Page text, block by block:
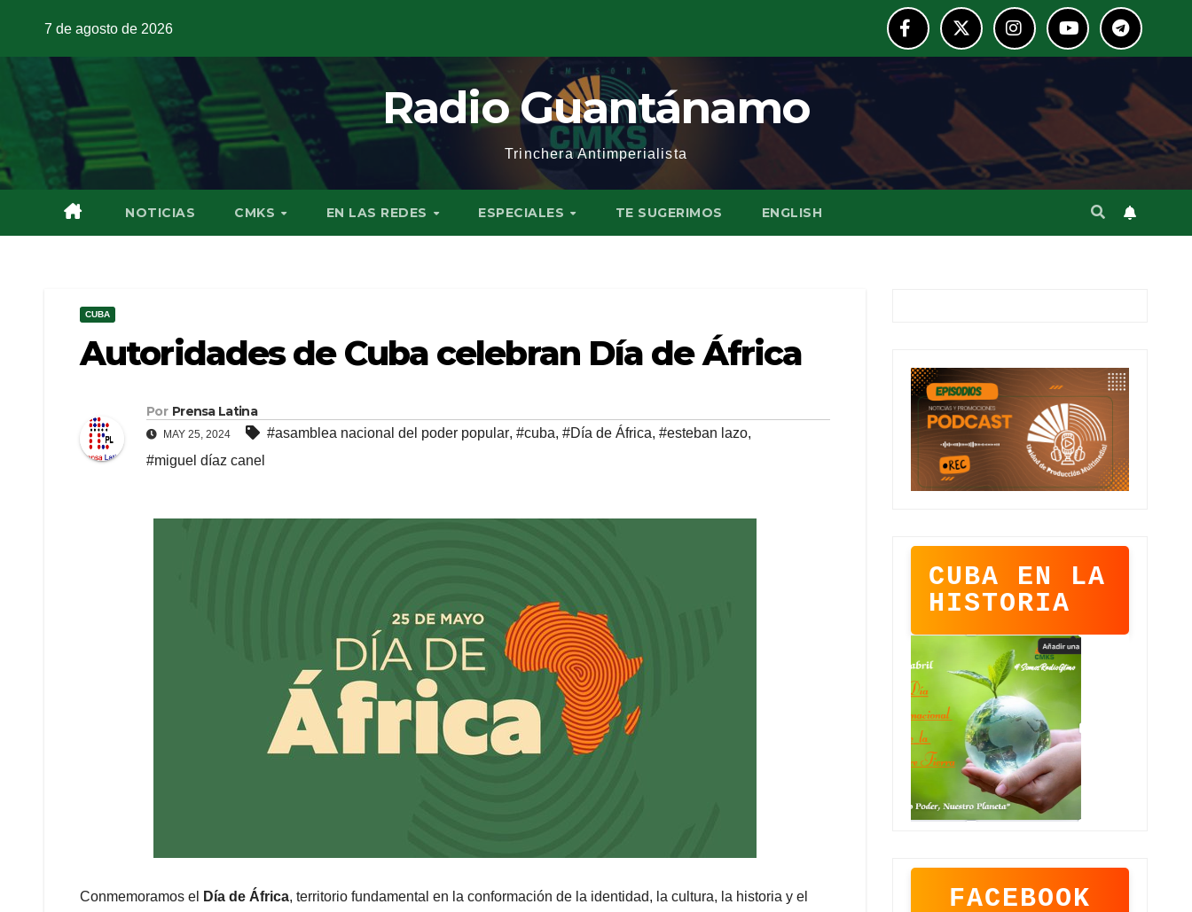
7 de agosto de 2026
Radio Guantánamo
Trinchera Antimperialista
NOTICIAS CMKS EN LAS REDES ESPECIALES TE SUGERIMOS ENGLISH
CUBA
Autoridades de Cuba celebran Día de África
Por Prensa Latina
MAY 25, 2024 #asamblea nacional del poder popular, #cuba, #Día de África, #esteban lazo,
#miguel díaz canel
Conmemoramos el Día de África, territorio fundamental en la conformación de la identidad, la cultura, la historia y el
CUBA EN LA
HISTORIA
FACEBOOK